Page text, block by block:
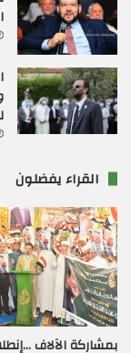
القراء يفضلون
بمشاركة الآلاف